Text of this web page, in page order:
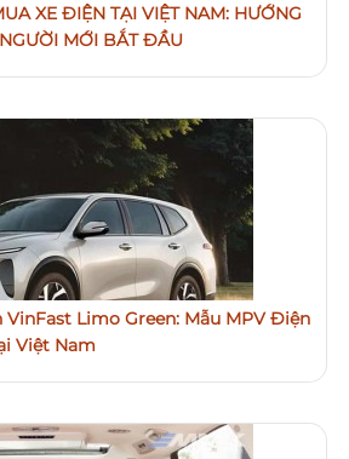
XE ĐIỆN TẠI VIỆT NAM: HƯỚNG
MỚI BẮT ĐẦU
VinFast Limo Green: Mẫu MPV Điện
Việt Nam